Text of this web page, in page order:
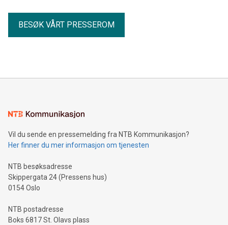
BESØK VÅRT PRESSEROM
Vil du sende en pressemelding fra NTB Kommunikasjon?
Her finner du mer informasjon om tjenesten
NTB besøksadresse
Skippergata 24 (Pressens hus)
0154 Oslo
NTB postadresse
Boks 6817 St. Olavs plass